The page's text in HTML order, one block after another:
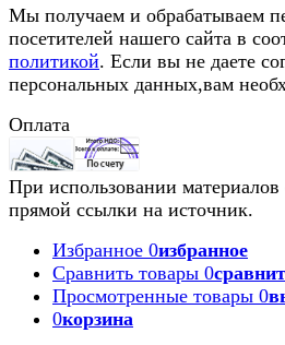
Мы получаем и обрабатываем
посетителей нашего сайта в
политикой. Если вы не даете
персональных данных,вам
Оплата
При использовании материалов
прямой ссылки на источник.
Избранное 0избранное
Сравнить товары 0
Просмотренные товары 0
0корзина